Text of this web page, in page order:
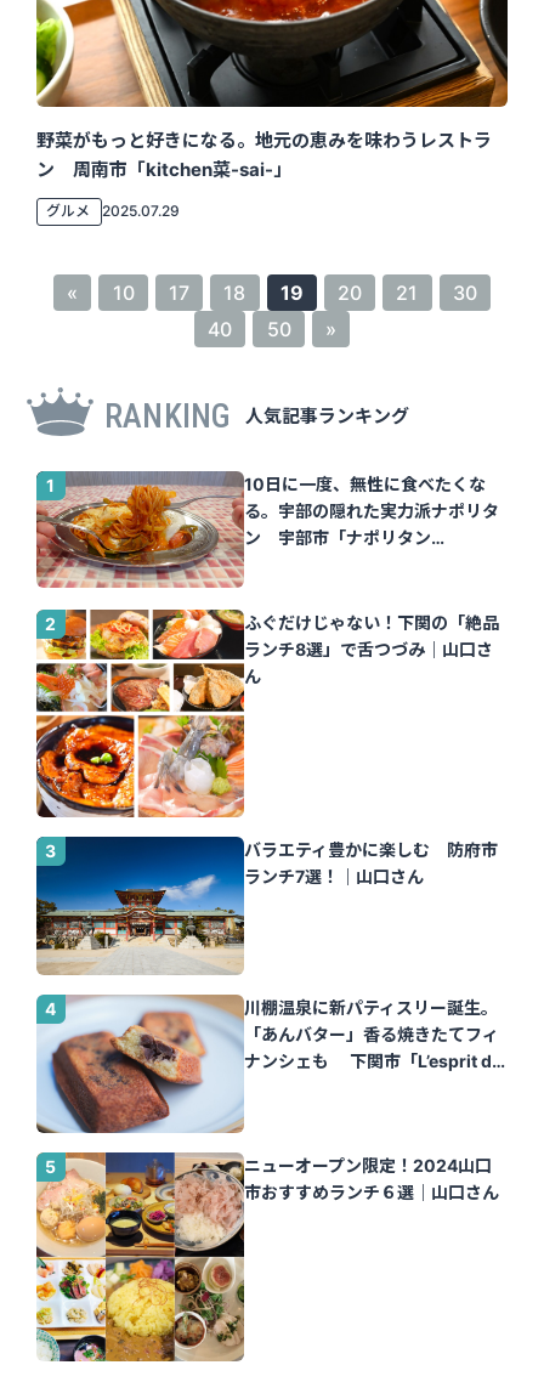
野菜がもっと好きになる。地元の恵みを味わうレストラ
ン 周南市「kitchen菜-sai-」
グルメ 2025.07.29
« 10 17 18 19 20 21
30
40
50 »
RANKING 人気記事ランキング
10日に一度、無性に食べたくな
る。宇部の隠れた実力派ナポリタ
ン 宇部市「ナポリタン
ふぐだけじゃない！下関の「絶品
ランチ8選」で舌つづみ｜山口さ
ん
バラエティ豊かに楽しむ 防府市
ランチ7選！｜山口さん
川棚温泉に新パティスリー誕生。
「あんバター」香る焼きたてフィ
ナンシェも 下関市「L’esprit de
ニューオープン限定！2024山口
市おすすめランチ６選｜山口さん